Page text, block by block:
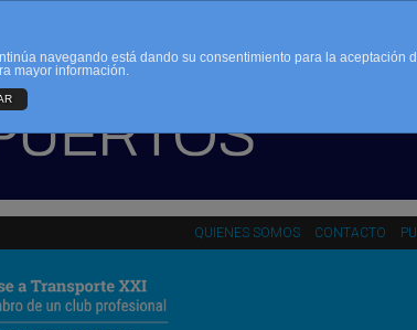
QUIENES SOMOS CONTACTO
navegando está dando su consentimiento para la aceptación
mayor información.